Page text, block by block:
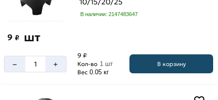
В наличии: 2147483647
9 ₽ шт
– +
9 ₽
Кол-во 1 шт
Вес 0.05 кг
В корзину